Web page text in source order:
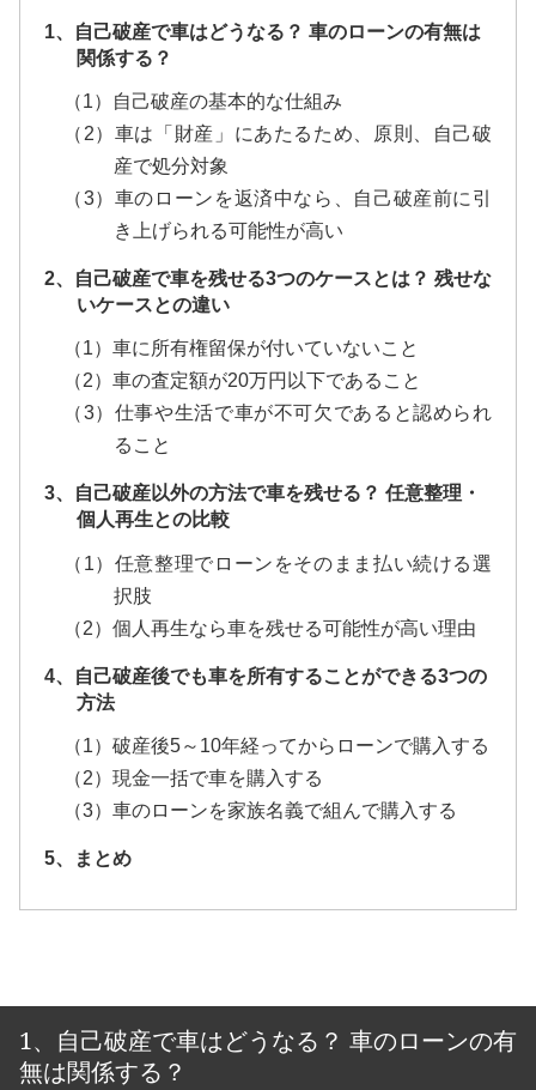
1、自己破産で車はどうなる？ 車のローンの有無は
関係する？
（1）自己破産の基本的な仕組み
（2）車は「財産」にあたるため、原則、自己破
産で処分対象
（3）車のローンを返済中なら、自己破産前に引
き上げられる可能性が高い
2、自己破産で車を残せる3つのケースとは？ 残せな
いケースとの違い
（1）車に所有権留保が付いていないこと
（2）車の査定額が20万円以下であること
（3）仕事や生活で車が不可欠であると認められ
ること
3、自己破産以外の方法で車を残せる？ 任意整理・
個人再生との比較
（1）任意整理でローンをそのまま払い続ける選
択肢
（2）個人再生なら車を残せる可能性が高い理由
4、自己破産後でも車を所有することができる3つの
方法
（1）破産後5～10年経ってからローンで購入する
（2）現金一括で車を購入する
（3）車のローンを家族名義で組んで購入する
5、まとめ
1、自己破産で車はどうなる？ 車のローンの有
無は関係する？